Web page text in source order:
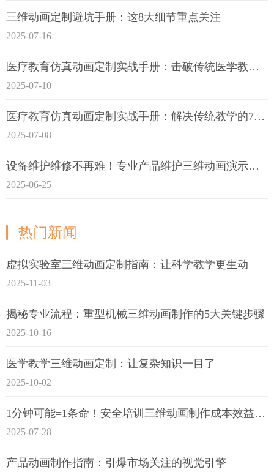
三维动画定制避坑手册：这8大细节重点关注
2025-07-16
医疗教育仿真动画定制实战手册：击破传统医学教育7大痛点
2025-07-10
医疗教育仿真动画定制实战手册：解决传统教学的7大痛点
2025-07-08
设备维护维修不再难！专业产品维护三维动画演示定制指南
2025-06-25
热门新闻
虚拟实验室三维动画定制指南：让科学教学更生动
2025-11-03
揭秘专业流程：重型机械三维动画制作的5大关键步骤
2025-10-16
医学教学三维动画定制：让复杂知识一目了
2025-10-02
1分钟可能=1条命！安全培训三维动画制作成本效益深度拆解
2025-07-28
产品动画制作指南：引爆市场关注的视觉引擎